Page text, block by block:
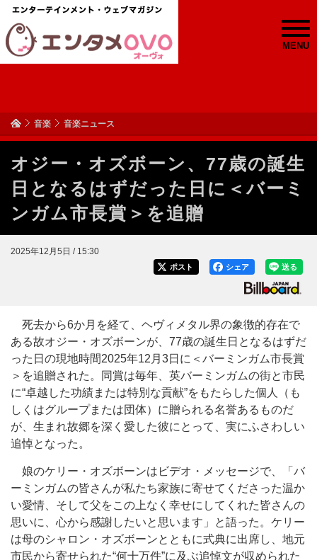
MENU
音楽 音楽ニュース
オジー・オズボーン、77歳の誕生
日となるはずだった日に＜バーミ
ンガム市長賞＞を追贈
2025年12月5日 / 15:30
送る
シェア
ポスト
死去から6か月を経て、ヘヴィメタル界の象徴的存在で
ある故オジー・オズボーンが、77歳の誕生日となるはずだ
った日の現地時間2025年12月3日に＜バーミンガム市長賞
＞を追贈された。同賞は毎年、英バーミンガムの街と市民
に“卓越した功績または特別な貢献”をもたらした個人（も
しくはグループまたは団体）に贈られる名誉あるものだ
が、生まれ故郷を深く愛した彼にとって、実にふさわしい
追悼となった。
娘のケリー・オズボーンはビデオ・メッセージで、「バ
ーミンガムの皆さんが私たち家族に寄せてくださった温か
い愛情、そして父をこの上なく幸せにしてくれた皆さんの
思いに、心から感謝したいと思います」と語った。ケリー
は母のシャロン・オズボーンとともに式典に出席し、地元
市民から寄せられた“何十万件”に及ぶ追悼文が収められた